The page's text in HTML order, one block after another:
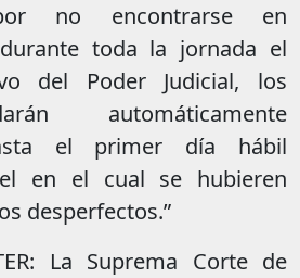
no encontrarse en
toda la jornada el
del Poder Judicial, los
automáticamente
el primer día hábil
en el cual se hubieren
desperfectos.”
La Suprema Corte de